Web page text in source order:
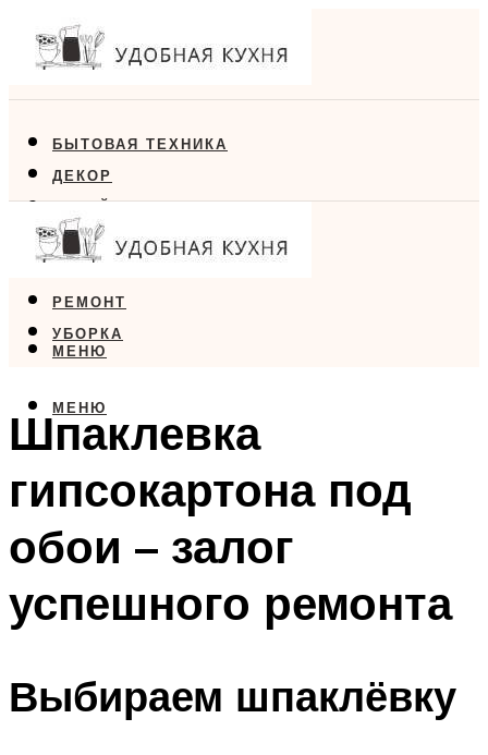
БЫТОВАЯ ТЕХНИКА
ДЕКОР
ДИЗАЙН
ЕДА
РЕМОНТ
УБОРКА
МЕНЮ
МЕНЮ
Шпаклевка
гипсокартона под
обои – залог
успешного ремонта
Выбираем шпаклёвку